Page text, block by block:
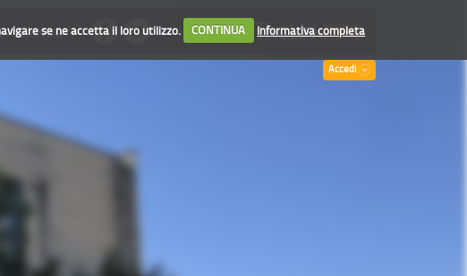
se ne accetta il loro utilizzo. CONTINUA Informativa completa
CONTATTI
Accedi